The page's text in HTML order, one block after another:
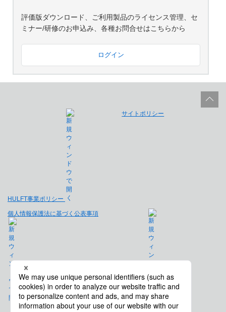
評価版ダウンロード、ご利用製品のライセンス管理、セ
ミナー/研修のお申込み、各種お問合せはこちらから
ログイン
HULFT事業ポリシー
サイトポリシー
個人情報保護法に基づく公表事項
免責事項